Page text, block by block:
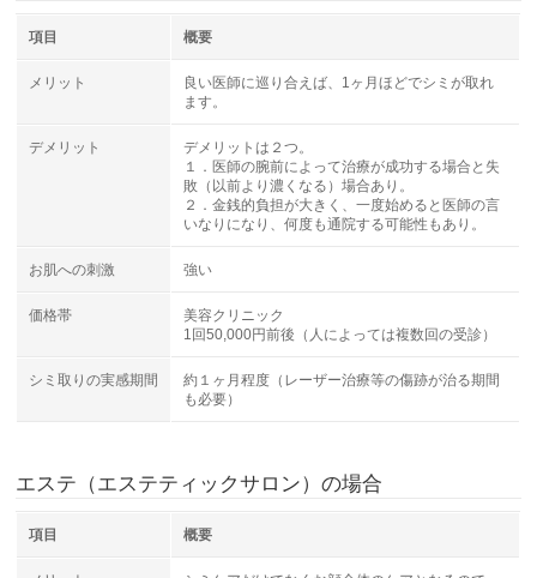
項目 概要
メリット
良い医師に巡り合えば、1ヶ月ほどでシミが取れ
ます。
デメリット
デメリットは２つ。
１．医師の腕前によって治療が成功する場合と失
敗（以前より濃くなる）場合あり。
２．金銭的負担が大きく、一度始めると医師の言
いなりになり、何度も通院する可能性もあり。
お肌への刺激 強い
価格帯
美容クリニック
1回50,000円前後（人によっては複数回の受診）
シミ取りの実感期間
約１ヶ月程度（レーザー治療等の傷跡が治る期間
も必要）
エステ（エステティックサロン）の場合
項目 概要